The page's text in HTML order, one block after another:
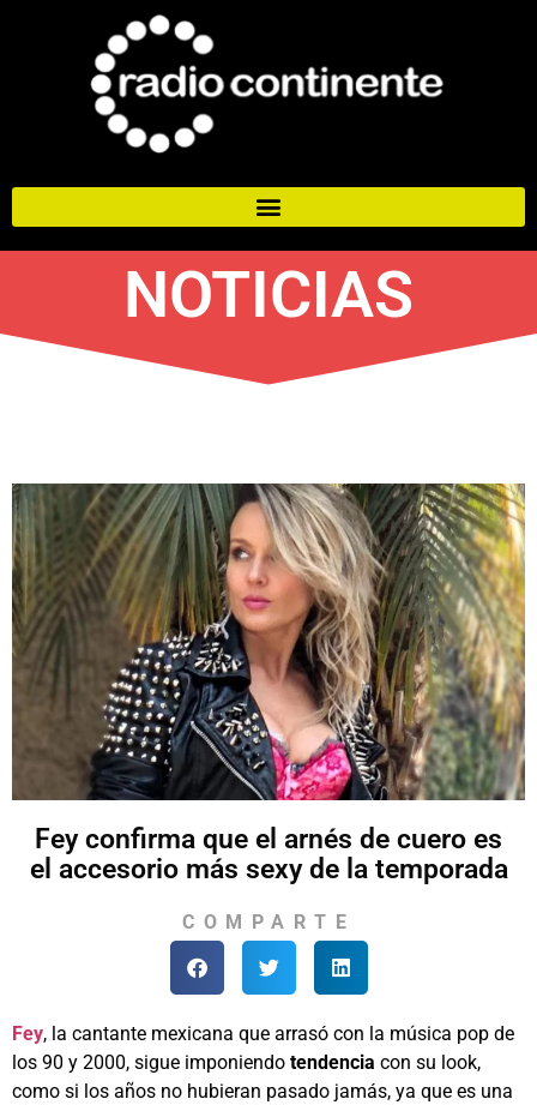
NOTICIAS
Fey confirma que el arnés de cuero es
el accesorio más sexy de la temporada
COMPARTE
Fey, la cantante mexicana que arrasó con la música pop de
los 90 y 2000, sigue imponiendo tendencia con su look,
como si los años no hubieran pasado jamás, ya que es una